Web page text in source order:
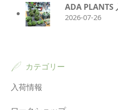
ADA PLANTS
2026-07-26
カテゴリー
入荷情報